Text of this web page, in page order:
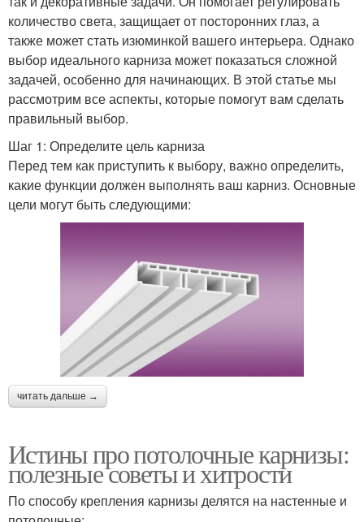
количество света, защищает от посторонних глаз, а
также может стать изюминкой вашего интерьера. Однако
выбор идеального карниза может показаться сложной
задачей, особенно для начинающих. В этой статье мы
рассмотрим все аспекты, которые помогут вам сделать
правильный выбор.
Шаг 1: Определите цель карниза
Перед тем как приступить к выбору, важно определить,
какие функции должен выполнять ваш карниз. Основные
цели могут быть следующими:
читать дальше →
Истины про потолочные карнизы:
полезные советы и хитрости
По способу крепления карнизы делятся на настенные и